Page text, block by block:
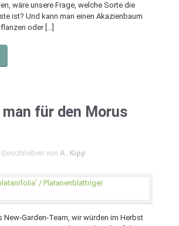
wäre unsere Frage, welche Sorte die
ist? Und kann man einen Akazienbaum
oder […]
für den Morus
Geschrieben von A. Kipp
New-Garden-Team, wir würden im Herbst